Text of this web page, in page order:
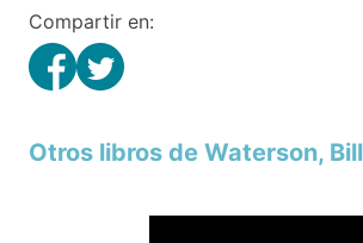
Compartir en:
Otros libros de Waterson, Bill